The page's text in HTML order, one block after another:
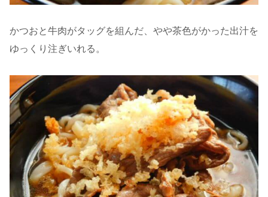
かつおと牛肉がタッグを組んだ、やや茶色がかった出汁を
ゆっくり注ぎいれる。